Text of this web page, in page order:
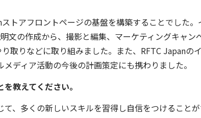
トアフロントページの基盤を構築することでした。
文の作成から、撮影と編集、マーケティングキャン
取りなどに取り組みました。また、RFTC Japanの
ディア活動の今後の計画策定にも携わりました。
教えてください。
て、多くの新しいスキルを習得し自信をつけること